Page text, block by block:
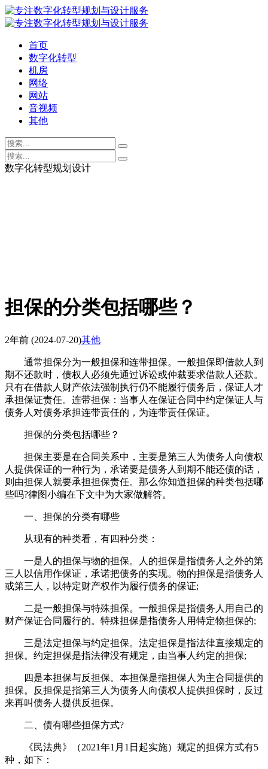
首页
数字化转型
机房
网络
网站
音视频
其他
数字化转型规划设计
担保的分类包括哪些？
2年前 (2024-07-20)其他
通常担保分为一般担保和连带担保。一般担保即借款人到
期不还款时，债权人必须先通过诉讼或仲裁要求借款人还款。
只有在借款人财产依法强制执行仍不能履行债务后，保证人才
承担保证责任。连带担保：当事人在保证合同中约定保证人与
债务人对债务承担连带责任的，为连带责任保证。
担保的分类包括哪些？
担保主要是在合同关系中，主要是第三人为债务人向债权
人提供保证的一种行为，承诺要是债务人到期不能还债的话，
则由担保人就要承担担保责任。那么你知道担保的种类包括哪
些吗?律图小编在下文中为大家做解答。
一、担保的分类有哪些
从现有的种类看，有四种分类：
一是人的担保与物的担保。人的担保是指债务人之外的第
三人以信用作保证，承诺把债务的实现。物的担保是指债务人
或第三人，以特定财产权作为履行债务的保证;
二是一般担保与特殊担保。一般担保是指债务人用自己的
财产保证合同履行的。特殊担保是指债务人用特定物担保的;
三是法定担保与约定担保。法定担保是指法律直接规定的
担保。约定担保是指法律没有规定，由当事人约定的担保;
四是本担保与反担保。本担保是指担保人为主合同提供的
担保。反担保是指第三人为债务人向债权人提供担保时，反过
来再叫债务人提供反担保。
二、债有哪些担保方式?
《民法典》（2021年1月1日起实施）规定的担保方式有5
种，如下：